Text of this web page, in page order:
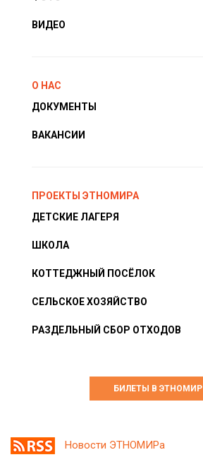
ВИДЕО
О НАС
ДОКУМЕНТЫ
ВАКАНСИИ
ПРОЕКТЫ ЭТНОМИРА
ДЕТСКИЕ ЛАГЕРЯ
ШКОЛА
КОТТЕДЖНЫЙ ПОСЁЛОК
СЕЛЬСКОЕ ХОЗЯЙСТВО
РАЗДЕЛЬНЫЙ СБОР ОТХОДОВ
БИЛЕТЫ В ЭТНОМИР
Новости ЭТНОМИРа